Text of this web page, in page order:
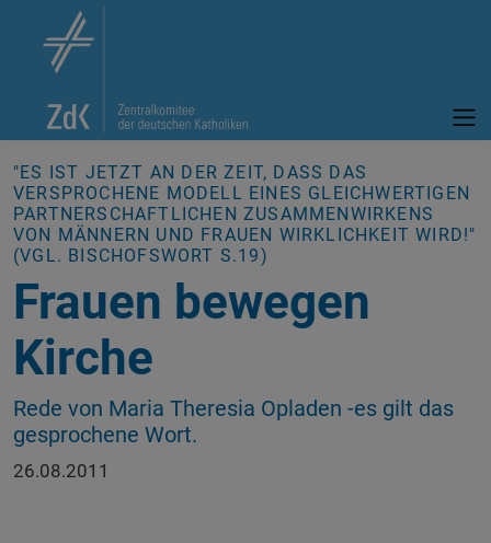
"ES IST JETZT AN DER ZEIT, DASS DAS
VERSPROCHENE MODELL EINES GLEICHWERTIGEN
PARTNERSCHAFTLICHEN ZUSAMMENWIRKENS
VON MÄNNERN UND FRAUEN WIRKLICHKEIT WIRD!"
(VGL. BISCHOFSWORT S.19)
Frauen bewegen
Kirche
Rede von Maria Theresia Opladen -es gilt das
gesprochene Wort.
26.08.2011